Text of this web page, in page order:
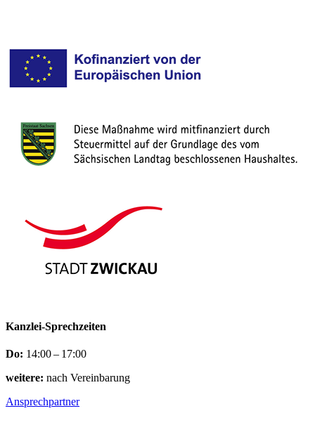
Kanzlei-Sprechzeiten
Do: 14:00 – 17:00
weitere: nach Vereinbarung
Ansprechpartner